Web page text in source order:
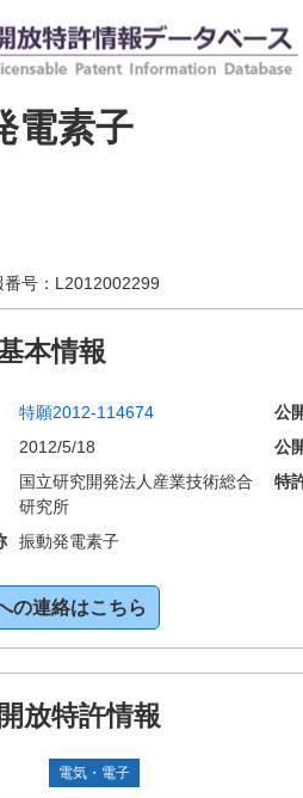
電素子
号： L2012002299
本情報
特願2012-114674 公
2012/5/18 公
国立研究開発法人産業技術総合
研究所
特
振動発電素子
の連絡はこちら
開放特許情報
電気・電子